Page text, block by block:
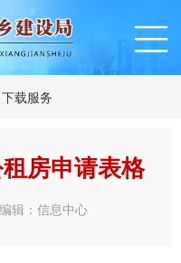
下载服务
房申请表格
编辑：信息中心